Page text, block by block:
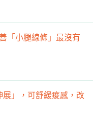
「小腿線條」最沒有
」，可舒緩痠感，改